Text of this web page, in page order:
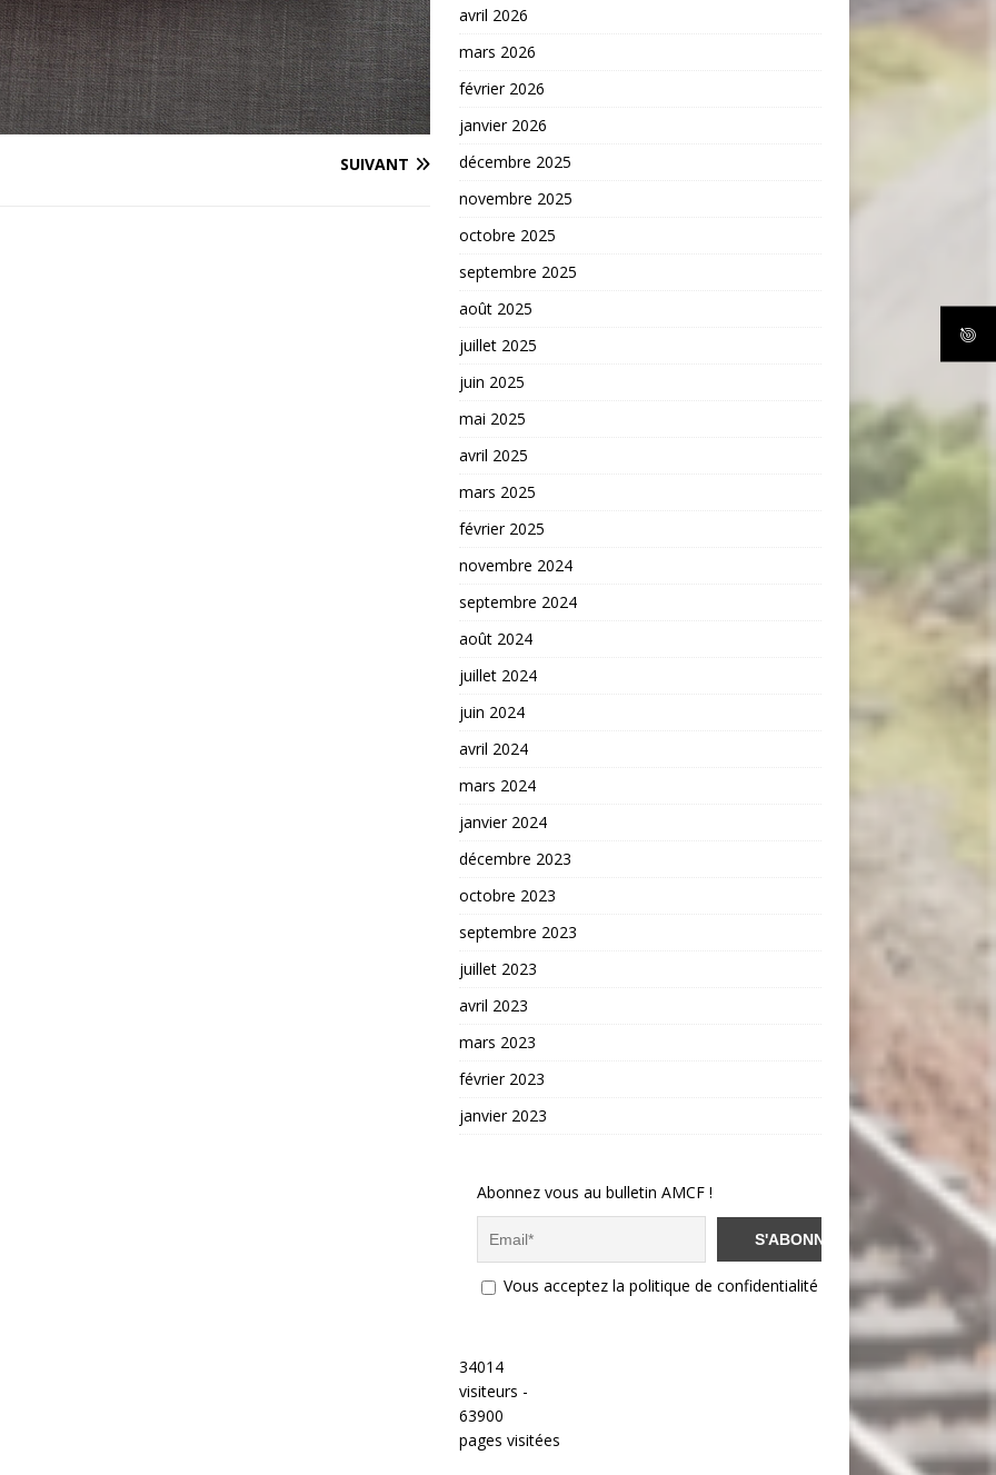
SUIVANT
avril 2026
mars 2026
février 2026
janvier 2026
décembre 2025
novembre 2025
octobre 2025
septembre 2025
août 2025
juillet 2025
juin 2025
mai 2025
avril 2025
mars 2025
février 2025
novembre 2024
septembre 2024
août 2024
juillet 2024
juin 2024
avril 2024
mars 2024
janvier 2024
décembre 2023
octobre 2023
septembre 2023
juillet 2023
avril 2023
mars 2023
février 2023
janvier 2023
Abonnez vous au bulletin AMCF !
Vous acceptez la politique de confidentialité
34014
visiteurs -
63900
pages visitées